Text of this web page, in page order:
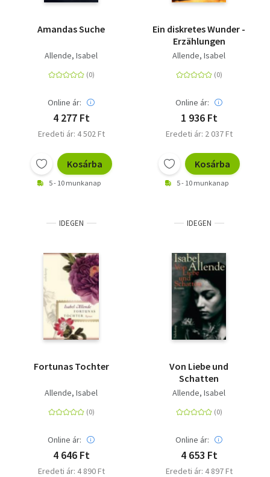
Amandas Suche
Allende, Isabel
Online ár:
4 277 Ft
Eredeti ár: 4 502 Ft
Kosárba
5 - 10 munkanap
Ein diskretes Wunder -
Erzählungen
Allende, Isabel
Online ár:
1 936 Ft
Eredeti ár: 2 037 Ft
Kosárba
5 - 10 munkanap
IDEGEN
Fortunas Tochter
Allende, Isabel
Online ár:
4 646 Ft
Eredeti ár: 4 890 Ft
IDEGEN
Von Liebe und
Schatten
Allende, Isabel
Online ár:
4 653 Ft
Eredeti ár: 4 897 Ft